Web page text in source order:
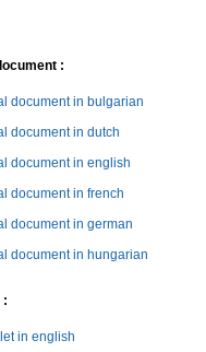
:
document in bulgarian
document in dutch
document in english
document in french
document in german
document in hungarian
:
in english